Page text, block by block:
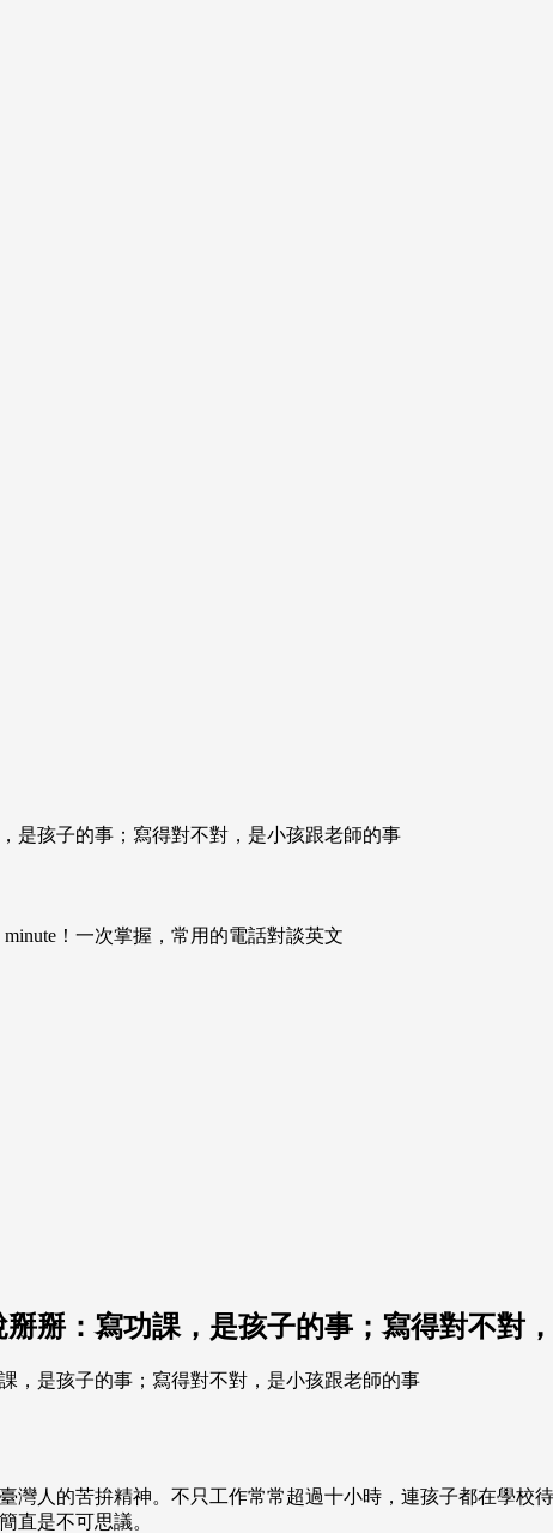
是孩子的事；寫得對不對，是小孩跟老師的事
！一次掌握，常用的電話對談英文
掰：寫功課，是孩子的事；寫得對不對
灣人的苦拚精神。不只工作常常超過十小時，連孩子都在學
直是不可思議。